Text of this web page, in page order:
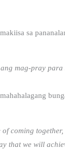
sa
mag-pray
coming
that we will